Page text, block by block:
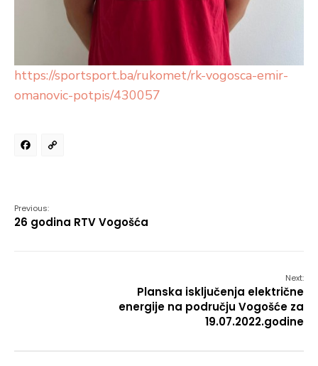
https://sportsport.ba/rukomet/rk-vogosca-emir-
omanovic-potpis/430057
Facebook
Previous:
26 godina RTV Vogošća
Next:
Planska isključenja električne
energije na području Vogošće za
19.07.2022.godine